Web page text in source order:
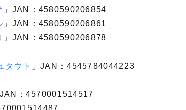
」JAN：4580590206854
」JAN：4580590206861
」JAN：4580590206878
タウト 」JAN：4545784044223
JAN：4570001514517